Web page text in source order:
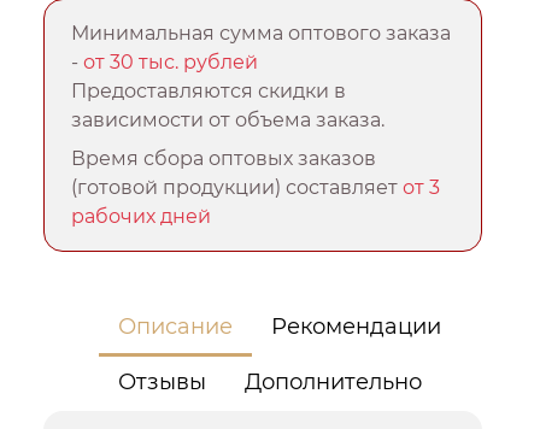
Минимальная сумма оптового заказа
-от 30 тыс. рублей
Предоставляются скидки в
зависимости от объема заказа.
Время сбора оптовых заказов
(готовой продукции) составляетот 3
рабочих дней
Описание Рекомендации
Отзывы Дополнительно